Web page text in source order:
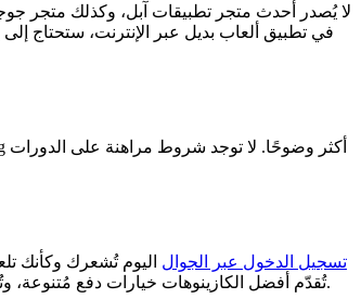
لا يُصدر أحدث متجر تطبيقات آبل، وكذلك متجر
في تطبيق ألعاب بديل عبر الإنترنت، ستحتاج
Booi تسجيل الدخول عبر الجوال اليوم تُشعرك وكأنك
تُقدّم أفضل الكازينوهات خيارات دفع مُتنوعة، وتُتيح لك عمليات سحب سريعة، وستُعلمك بالرسوم التي تفرضها. تعتمد أوقات السحب من كازينوهات نيويورك الإلكترونية على طريقة الدفع الجديدة التي تختارها.